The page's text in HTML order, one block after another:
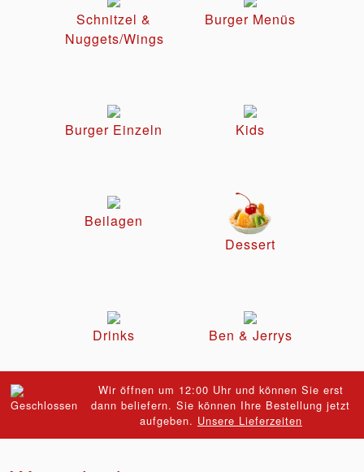
Schnitzel &
Nuggets/Wings
Burger Menüs
Burger Einzeln Kids
Beilagen
Dessert
Drinks Ben & Jerrys
Wir öffnen um 12:00 Uhr und können Sie erst
dann beliefern. Sie können Ihre Bestellung jetzt
aufgeben. Unsere Lieferzeiten